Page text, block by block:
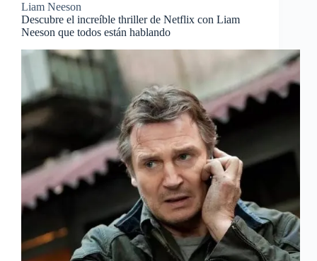
Liam Neeson
Descubre el increíble thriller de Netflix con Liam
Neeson que todos están hablando